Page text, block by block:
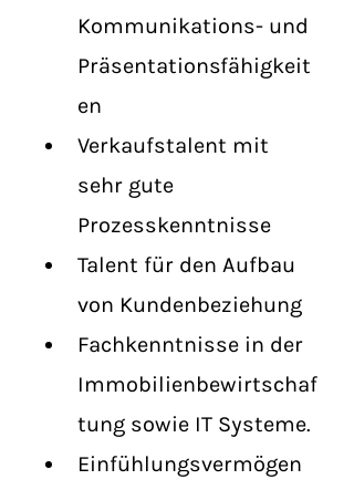
Kommunikations- und
Präsentationsfähigkeit
en
Verkaufstalent mit
sehr gute
Prozesskenntnisse
Talent für den Aufbau
von Kundenbeziehung
Fachkenntnisse in der
Immobilienbewirtschaf
tung sowie IT Systeme.
Einfühlungsvermögen